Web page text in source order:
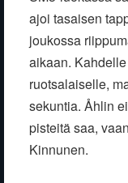
ajoi tasaisen
joukossa
aikaan.
ruotsalaiselle,
sekuntia. Åhlin
pisteitä saa,
Kinnunen.